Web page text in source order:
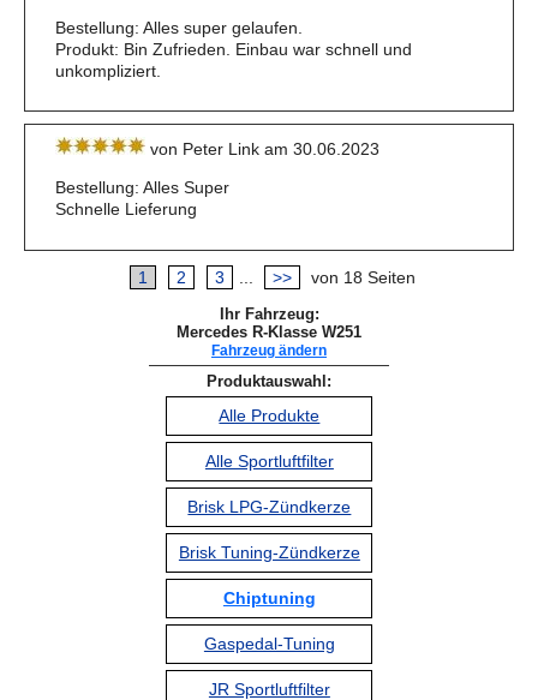
Bestellung: Alles super gelaufen.
Produkt: Bin Zufrieden. Einbau war schnell und
unkompliziert.
von Peter Link am 30.06.2023
Bestellung: Alles Super
Schnelle Lieferung
1 2 3 >> von 18 Seiten
Ihr Fahrzeug:
Mercedes R-Klasse W251
Fahrzeug ändern
Produktauswahl:
Alle Produkte
Alle Sportluftfilter
Brisk LPG-Zündkerze
Brisk Tuning-Zündkerze
Chiptuning
Gaspedal-Tuning
JR Sportluftfilter